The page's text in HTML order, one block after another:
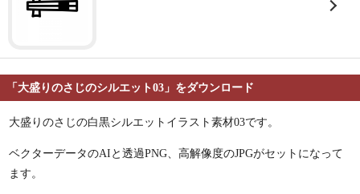
「大盛りのさじのシルエット03」をダウンロード
大盛りのさじの白黒シルエットイラスト素材03です。
ベクターデータのAIと透過PNG、高解像度のJPGがセットになって
ます。